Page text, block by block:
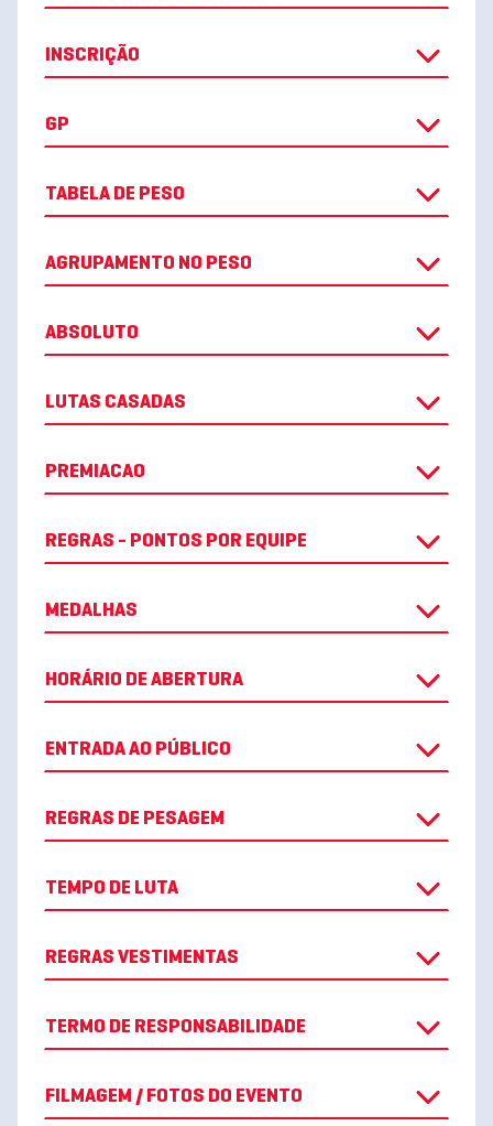
INSCRIÇÃO
GP
TABELA DE PESO
AGRUPAMENTO NO PESO
ABSOLUTO
LUTAS CASADAS
PREMIACAO
REGRAS - PONTOS POR EQUIPE
MEDALHAS
HORÁRIO DE ABERTURA
ENTRADA AO PÚBLICO
REGRAS DE PESAGEM
TEMPO DE LUTA
REGRAS VESTIMENTAS
TERMO DE RESPONSABILIDADE
FILMAGEM / FOTOS DO EVENTO